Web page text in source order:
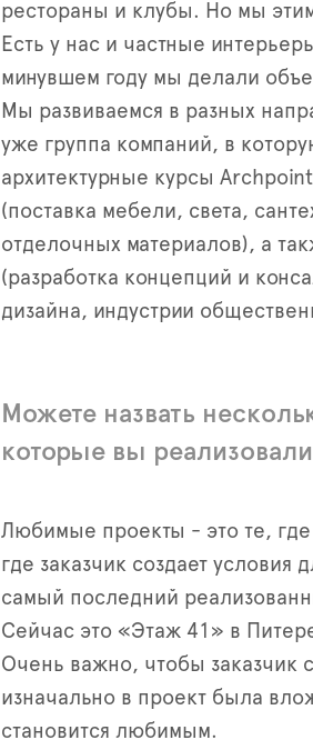
рестораны и клубы. Но мы
Есть у нас и частные
минувшем году мы делали
Мы развиваемся в разных
уже группа компаний, в
архитектурные курсы
(поставка мебели, света,
отделочных материалов), а
(разработка концепций и
дизайна, индустрии
Можете назвать
которые вы
Любимые проекты - это те,
где заказчик создает
самый последний
Сейчас это «Этаж 41» в
Очень важно, чтобы заказчик
изначально в проект была
становится любимым.